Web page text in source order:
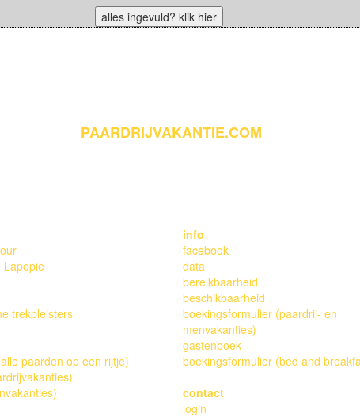
alles ingevuld? klik hier
PAARDRIJVAKANTIE.COM
Lapopie
trekpleisters
paarden op een rijtje)
info
facebook
data
bereikbaarheid
beschikbaarheid
boekingsformulier (paardrij- en
menvakanties)
gastenboek
boekingsformulier (bed and
contact
login